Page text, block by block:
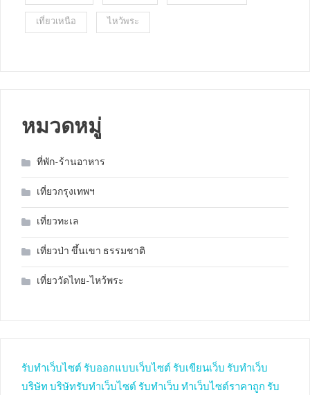
เที่ยวเหนือ ไหว้พระ
หมวดหมู่
ที่พัก-ร้านอาหาร
เที่ยวกรุงเทพฯ
เที่ยวทะเล
เที่ยวป่า ขึ้นเขา ธรรมชาติ
เที่ยววัดไทย-ไหว้พระ
รับทำเว็บไซต์ รับออกแบบเว็บไซต์ รับเขียนเว็บ รับทำเว็บ
บริษัท บริษัทรับทำเว็บไซต์ รับทำเว็บ ทำเว็บไซต์ราคาถูก รับ